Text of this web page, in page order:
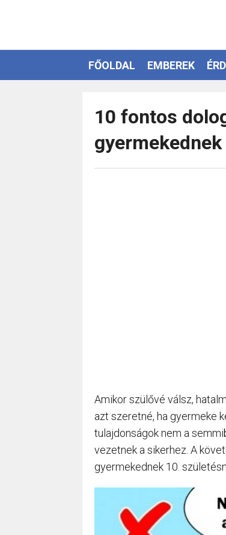
FŐOLDAL EMBEREK
10 fontos
Amikor szülővé válsz,
azt szeretné, ha gyermeke
tulajdonságok nem a
vezetnek a sikerhez. A
gyermekednek 10.